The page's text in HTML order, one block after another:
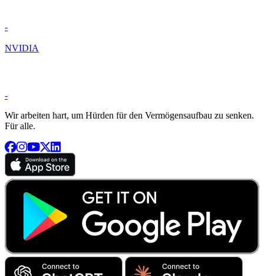
-
NVIDIA
-
Wir arbeiten hart, um Hürden für den Vermögensaufbau zu senken.
Für alle.